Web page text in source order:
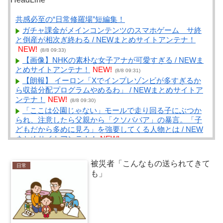
共感必至の“日常修羅場”短編集！
ガチャ課金がメインコンテンツのスマホゲーム サ終
と倒産が相次ぎ終わる / NEWまとめサイトアンテナ！
NEW!
(8/8 09:33)
【画像】NHKの素朴な女子アナが可愛すぎる / NEWま
とめサイトアンテナ！
NEW! (8/8 09:31)
【朗報】 イーロン「Xでインプレゾンビが多すぎるか
ら収益分配プログラムやめるわ」 / NEWまとめサイトア
ンテナ！
NEW! (8/8 09:30)
「ここは公園じゃない」モールで走り回る子にぶつか
られ、注意したら父親から「クソババア」の暴言。「子
どもだから多めに見ろ」を強要してくる人物とは / NEW
まとめサイトアンテナ！ NEW! (8/8 09:30)
する人」に苦言「面識のない方にカメラを向けられるの
は恐怖」 / NEWまとめサイトアンテナ！ NEW! (8/8 09:30)
【悲報】ラッパーさん、札束披露するもネット民から
新社会人の初ボーナスくらいしかないと笑われる / VIP・
ネタ・オールジャンル – New World Antenna
09:27)
【画像】障害持ち社長「金さえあれば男はいくらでも
日常
被災者「こんなもの送られてきて
も」